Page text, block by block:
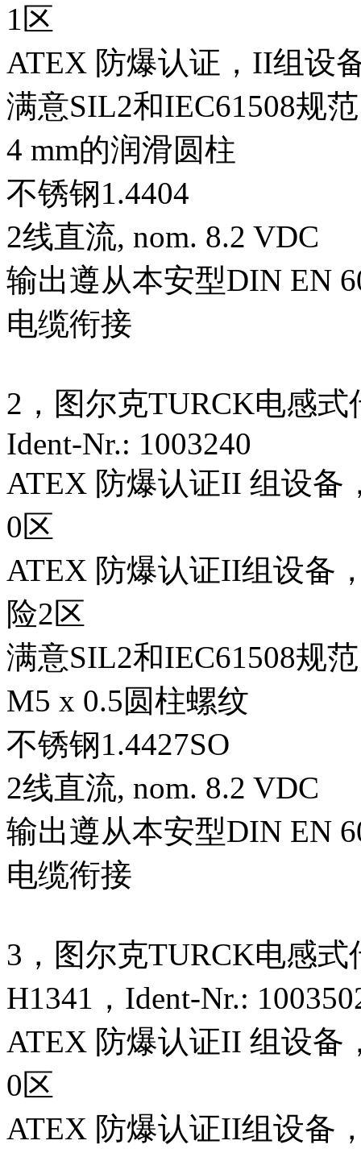
1区
ATEX 防爆认证，II组设
满意SIL2和IEC61508规范
4 mm的润滑圆柱
不锈钢1.4404
2线直流, nom. 8.2 VDC
输出遵从本安型DIN EN
电缆衔接
2，图尔克TURCK电感式
Ident-Nr.: 1003240
ATEX 防爆认证II 组设备
0区
ATEX 防爆认证II组设备
险2区
满意SIL2和IEC61508规范
M5 x 0.5圆柱螺纹
不锈钢1.4427SO
2线直流, nom. 8.2 VDC
输出遵从本安型DIN EN
电缆衔接
3，图尔克TURCK电感式
H1341，Ident-Nr.:
ATEX 防爆认证II 组设备
0区
ATEX 防爆认证II组设备